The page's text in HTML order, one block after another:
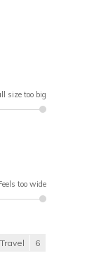
size too big
too wide
Travel 6